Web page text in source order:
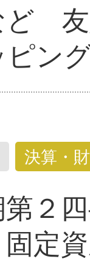
ど
ン
決算・
第２
定